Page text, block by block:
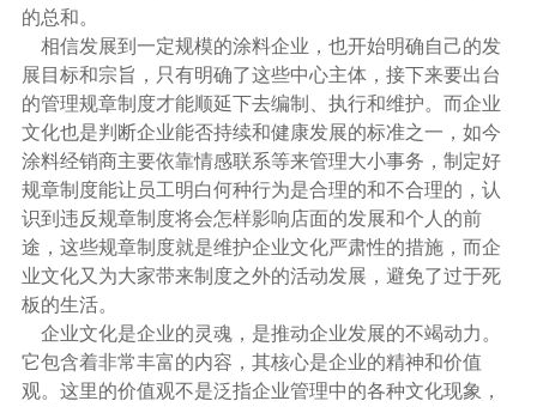
的总和。
相信发展到一定规模的涂料企业 ，也开始明确自己的发
展目标和宗旨，只有明确了这些中心主体，接下来要出台
的管理规章制度才能顺延下去编制、执行和维护。而企业
文化也是判断企业能否持续和健康发展的标准之一，如今
涂料经销商主要依靠情感联系等来管理大小事务，制定好
规章制度能让员工明白何种行为是合理的和不合理的，认
识到违反规章制度将会怎样影响店面的发展和个人的前
途，这些规章制度就是维护企业文化严肃性的措施，而企
业文化又为大家带来制度之外的活动发展，避免了过于死
板的生活。
企业文化是企业的灵魂，是推动企业发展的不竭动力。
它包含着非常丰富的内容，其核心是企业的精神和价值
观。这里的价值观不是泛指企业管理中的各种文化现象，